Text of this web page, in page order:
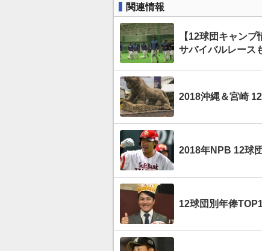
関連情報
【12球団キャン
サバイバルレース
2018沖縄＆宮崎
2018年NPB 12球
12球団別年俸